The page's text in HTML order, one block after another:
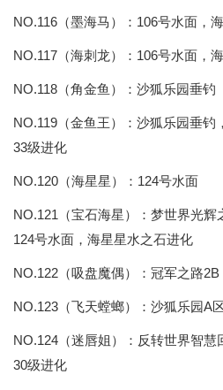
NO.116（墨海马）：106号水面，
NO.117（海刺龙）：106号水面，
NO.118（角金鱼）：沙狐乐园垂钓
NO.119（金鱼王）：沙狐乐园垂钓
33级进化
NO.120（海星星）：124号水面
NO.121（宝石海星）：梦世界光辉
124号水面，海星星水之石进化
NO.122（吸盘魔偶）：冠军之路
NO.123（飞天螳螂）：沙狐乐园A
NO.124（迷唇姐）：反转世界智
30级进化